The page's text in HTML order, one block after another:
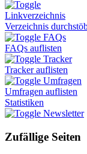
Linkverzeichnis
Verzeichnis
FAQs
FAQs auflisten
Tracker
Tracker auflisten
Umfragen
Umfragen auflisten
Statistiken
Newsletter
Zufällige Seiten